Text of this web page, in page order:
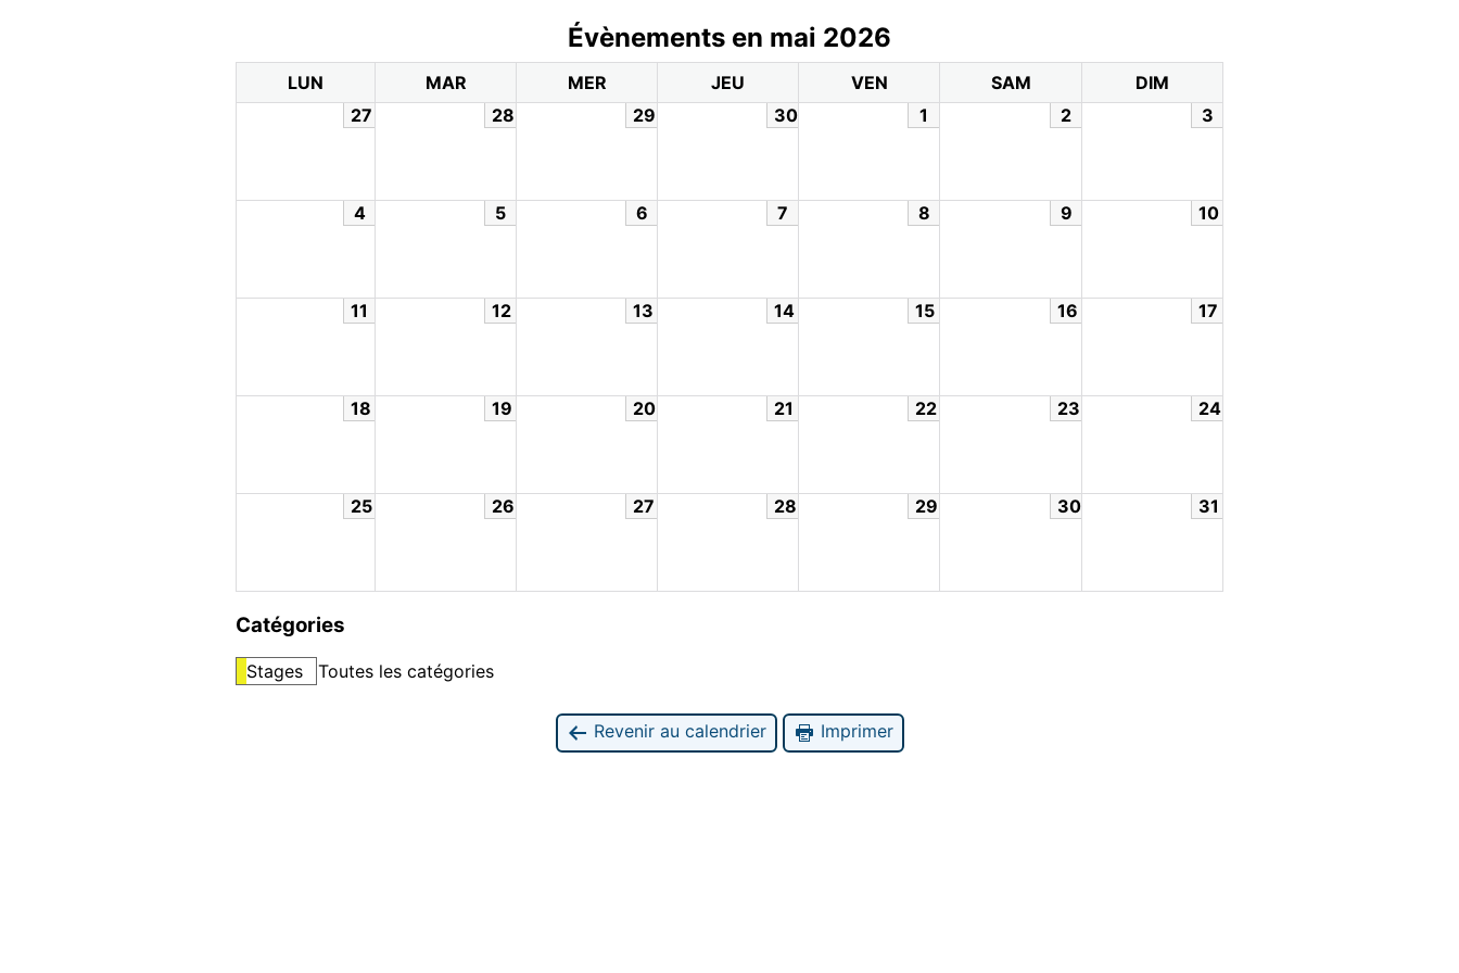
Évènements en mai 2026
LUN MAR MER JEU VEN SAM
DIM
27
28 29 30 1 2 3
4 5 6 7 8 9 10
11 12 13 14 15 16 17
18 19 20 21 22 23 24
25 26 27 28 29 30 31
Catégories
Stages Toutes les catégories
Revenir au calendrier Imprimer